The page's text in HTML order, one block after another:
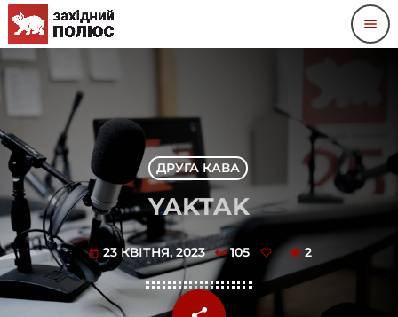
menu
ДРУГА КАВА
YAKTAK
today 23 КВІТНЯ, 2023 105 2